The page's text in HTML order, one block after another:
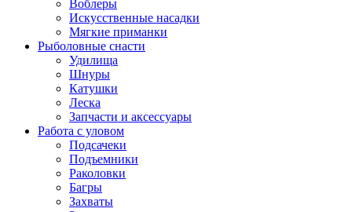
Воблеры
Искусственные насадки
Мягкие приманки
Рыболовные снасти
Удилища
Шнуры
Катушки
Леска
Запчасти и аксессуары
Работа с уловом
Подсачеки
Подъемники
Раколовки
Багры
Захваты